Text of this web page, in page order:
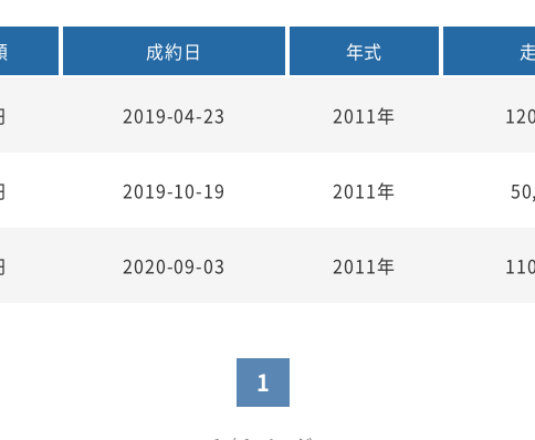
成約日 年式
2019-04-23 2011年
2019-10-19 2011年
2020-09-03 2011年
1